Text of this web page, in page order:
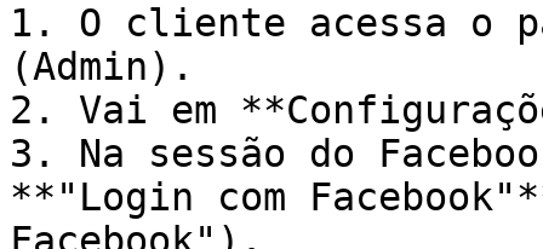
1. O cliente acessa o
(Admin).
2. Vai em
3. Na sessão do
**"Login com